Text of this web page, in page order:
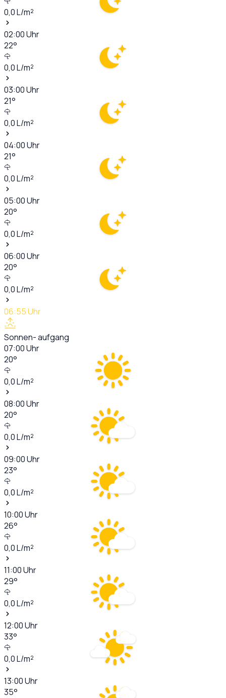
0,0L/m²
02:00Uhr
22°
0,0L/m²
03:00Uhr
21°
0,0L/m²
04:00Uhr
21°
0,0L/m²
05:00Uhr
20°
0,0L/m²
06:00Uhr
20°
0,0L/m²
06:55Uhr
Sonnen- aufgang
07:00Uhr
20°
0,0L/m²
08:00Uhr
20°
0,0L/m²
09:00Uhr
23°
0,0L/m²
10:00Uhr
26°
0,0L/m²
11:00Uhr
29°
0,0L/m²
12:00Uhr
33°
0,0L/m²
13:00Uhr
35°